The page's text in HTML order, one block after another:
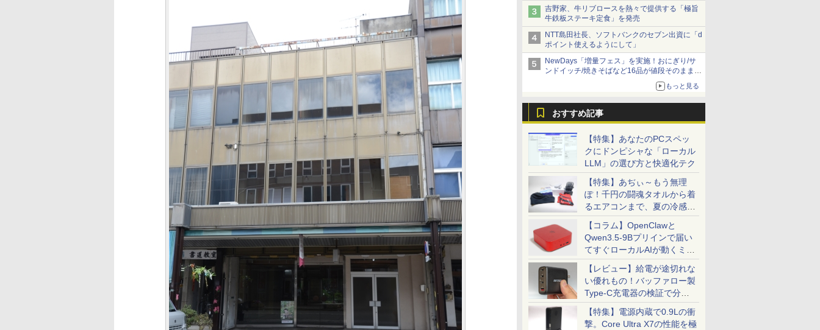
吉野家、牛リブロースを熱々で提供する「極旨
牛鉄板ステーキ定食」を発売
NTT島田社長、ソフトバンクのセブン出資に「d
ポイント使えるようにして」
NewDays「増量フェス」を実施！おにぎり/サ
ンドイッチ/焼きそばなど16品が値段そのままで
もっと見る
おすすめ記事
【特集】あなたのPCスペッ
クにドンピシャな「ローカル
LLM」の選び方と快適化テク
【特集】あぢぃ～もう無理
ぽ！千円の闘魂タオルから着
るエアコンまで、夏の冷感グ
ッズ一挙紹介
【コラム】OpenClawと
Qwen3.5-9Bプリインで届い
てすぐローカルAIが動くミニ
PC「SER9 Pro」
【レビュー】給電が途切れな
い優れもの！バッファロー製
Type-C充電器の検証で分か
ったこと
【特集】電源内蔵で0.9Lの衝
撃。Core Ultra X7の性能を極